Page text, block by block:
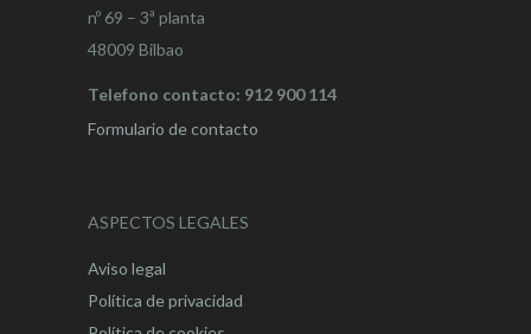
nº 69 – 3ª planta
48009 Bilbao
Telefono contacto: 912 900 114
Formulario de contacto
ASPECTOS LEGALES
Aviso legal
Política de privacidad